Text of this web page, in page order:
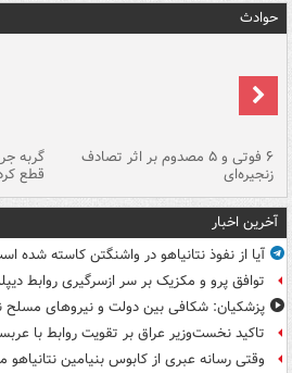
حوادث
۶ فوتی و ۵ مصدوم بر اثر تصادف
زنجیره‌ای
گربه
قطع
آخرین اخبار
آیا از نفوذ نتانیاهو در واشنگتن کاسته شده
توافق پرو و مکزیک بر سر ازسرگیری روابط
پزشکیان: شکافی بین دولت و نیروهای
تاکید نخست‌وزیر عراق بر تقویت روابط با
وقتی رسانه عبری از کابوس بنیامین نتانیاهو